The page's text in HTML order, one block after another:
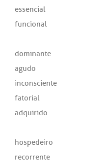
essencial
funcional
dominante
agudo
inconsciente
fatorial
adquirido
hospedeiro
recorrente